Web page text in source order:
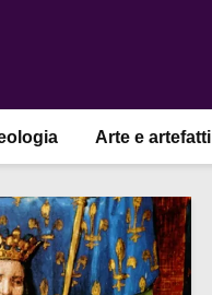
Arte e artefatti